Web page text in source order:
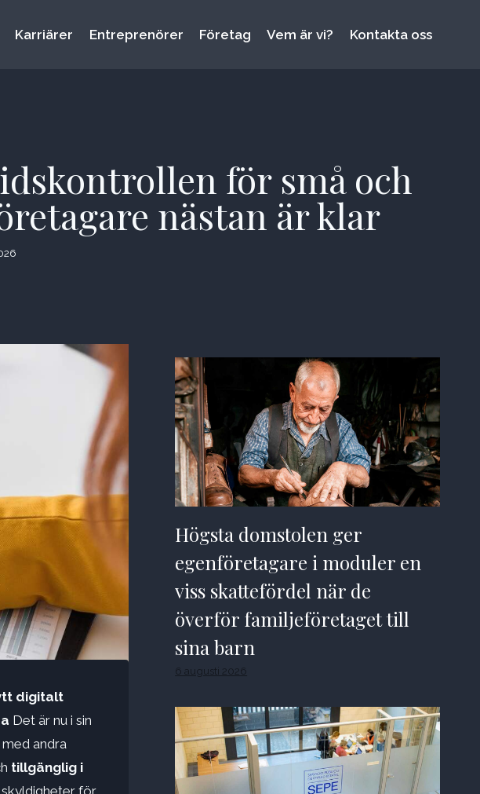
Karriärer Entreprenörer Företag Vem är vi? Kontakta oss
för små och
nästan är klar
digitalt
Det är nu i sin
andra
tillgänglig i
Högsta domstolen ger
egenföretagare i moduler en
viss skattefördel när de
överför familjeföretaget till
sina barn
6 augusti 2026